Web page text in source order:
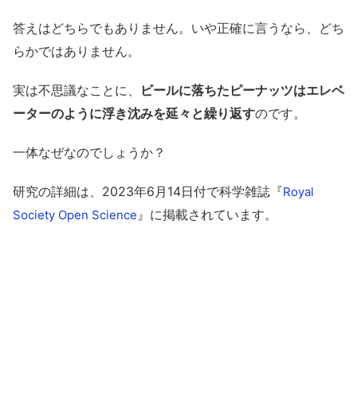
答えはどちらでもありません。いや正確に言うなら、どち
らかではありません。
実は不思議なことに、
ビールに落ちたピーナッツはエレベ
ーターのように浮き沈みを延々と繰り返すのです。
一体なぜなのでしょうか？
研究の詳細は、2023年6月14日付で科学雑誌『Royal
Society Open Science』に掲載されています。